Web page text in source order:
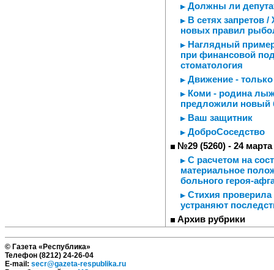
Должны ли
В сетях запретов
новых правил
Наглядный
при финансовой
стоматология
Движение -
Коми - родина
предложили новый
Ваш защитник
ДоброСоседство
№29 (5260) - 24 марта
С расчетом на
материальное
больного героя-
Стихия
устраняют
Архив рубрики
© Газета «Республика»
Телефон (8212) 24-26-04
E-mail: secr@gazeta-respublika.ru